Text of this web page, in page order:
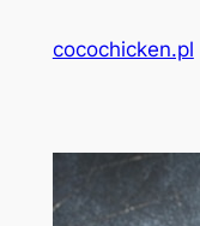
cocochicken.pl